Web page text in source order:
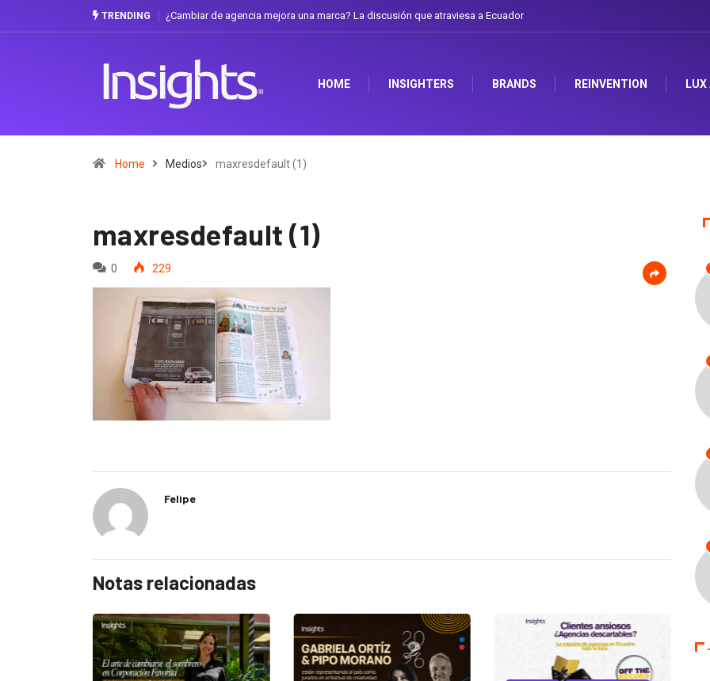
TRENDING ¿Cambiar de agencia mejora una marca? La discusión que atraviesa a Ecuador
HOME INSIGHTERS BRANDS REINVENTION LUX
Home Medios maxresdefault (1)
maxresdefault (1)
0 229
Felipe
Notas relacionadas